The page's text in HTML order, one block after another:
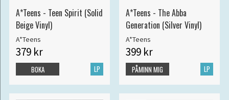
A*Teens - Teen Spirit (Solid
Beige Vinyl)
A*Teens
379 kr
LP
BOKA
A*Teens - The Abba
Generation (Silver Vinyl)
A*Teens
399 kr
LP
PÅMINN MIG